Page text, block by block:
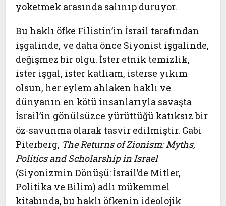
yoketmek arasında salınıp duruyor.
Bu haklı öfke Filistin’in İsrail tarafından
işgalinde, ve daha önce Siyonist işgalinde,
değişmez bir olgu. İster etnik temizlik,
ister işgal, ister katliam, isterse yıkım
olsun, her eylem ahlaken haklı ve
dünyanın en kötü insanlarıyla savaşta
İsrail’in gönülsüzce yürüttüğü katıksız bir
öz-savunma olarak tasvir edilmiştir. Gabi
Piterberg, The Returns of Zionism: Myths,
Politics and Scholarship in Israel
(Siyonizmin Dönüşü: İsrail’de Mitler,
Politika ve Bilim) adlı mükemmel
kitabında, bu haklı öfkenin ideolojik